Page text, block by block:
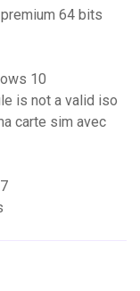
64 bits
10
is not a valid iso
carte sim avec